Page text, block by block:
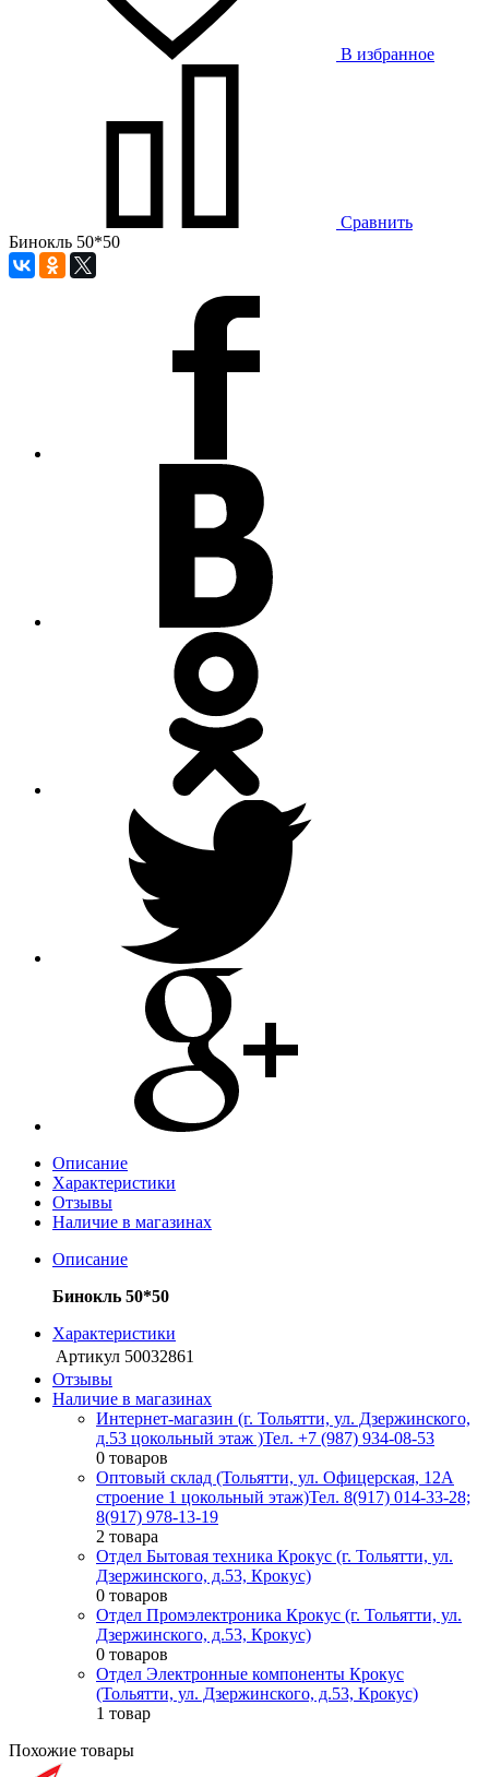
В избранное
Сравнить
Бинокль 50*50
Описание
Характеристики
Отзывы
Наличие в магазинах
Описание
Бинокль 50*50
Характеристики
Артикул 50032861
Отзывы
Наличие в магазинах
Интернет-магазин (г. Тольятти, ул. Дзержинского,
д.53 цокольный этаж )Тел. +7 (987) 934-08-53
0 товаров
Оптовый склад (Тольятти, ул. Офицерская, 12А
строение 1 цокольный этаж)Тел. 8(917) 014-33-28;
8(917) 978-13-19
2 товара
Отдел Бытовая техника Крокус (г. Тольятти, ул.
Дзержинского, д.53, Крокус)
0 товаров
Отдел Промэлектроника Крокус (г. Тольятти, ул.
Дзержинского, д.53, Крокус)
0 товаров
Отдел Электронные компоненты Крокус
(Тольятти, ул. Дзержинского, д.53, Крокус)
1 товар
Похожие товары